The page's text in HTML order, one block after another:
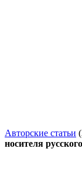
Авторские статьи
носителя